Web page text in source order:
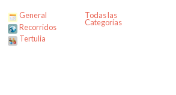
General
Recorridos
Tertulia
Todas las
Categorías